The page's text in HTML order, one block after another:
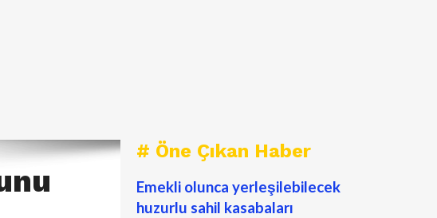
# Öne Çıkan Haber
Emekli olunca yerleşilebilecek
huzurlu sahil kasabaları